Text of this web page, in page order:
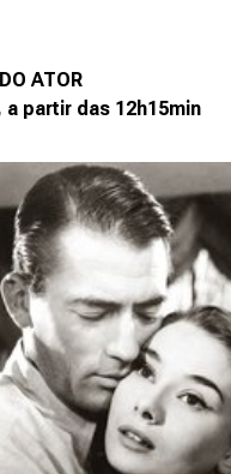
ATOR
partir das 12h15min